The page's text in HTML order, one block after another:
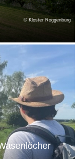
© Kloster Roggenburg